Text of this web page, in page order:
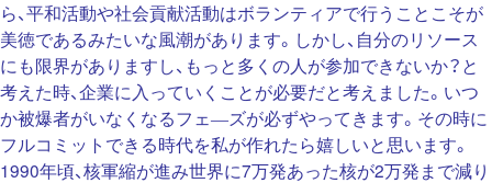
ら、平和活動や社会貢献活動はボランティアで行うことこそが
美徳であるみたいな風潮があります。しかし、自分のリソース
にも限界がありますし、もっと多くの人が参加できないか？と
考えた時、企業に入っていくことが必要だと考えました。いつ
か被爆者がいなくなるフェ―ズが必ずやってきます。その時に
フルコミットできる時代を私が作れたら嬉しいと思います。
1990年頃、核軍縮が進み世界に7万発あった核が2万発まで減り